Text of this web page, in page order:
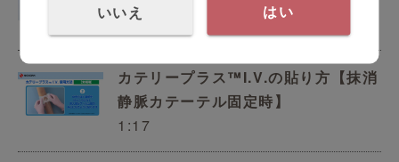
0:57
カテリープラス™I.V.の貼り方【抹消
静脈カテーテル固定時】
1:17
いいえ はい